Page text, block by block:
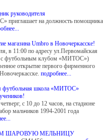
руководителя
приглашает на должность помощника
магазина Umbro в Новочеркасске!
в 11:00 по адресу ул.Первомайская
с футбольным клубом «МИТОС»)
открытие первого фирменного
подробнее...
футбольная школа «МИТОС»
с 10 до 12 часов, на стадионе
мальчиков 1994-2001 года
ШАРОВУЮ МЕЛЬНИЦУ